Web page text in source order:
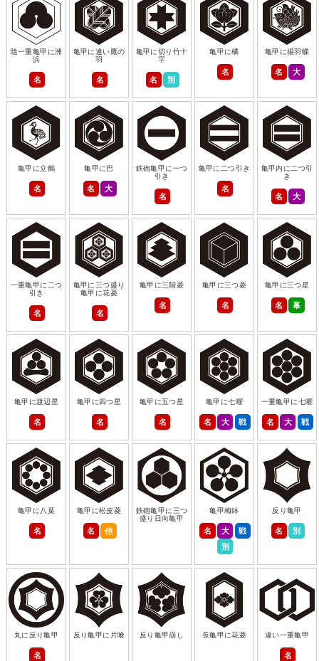
陰一重亀甲に洲
浜
名
亀甲に違い鷹の
羽
名
亀甲に切り竹十
字
名 別
亀甲に橘
名
亀甲に揚羽蝶
名 大
亀甲に立鶴
名
亀甲に巴
名 大
鉄砲亀甲に一つ
引き
名
亀甲に二つ引き
名
亀甲内に二つ引
き
名 大
一重亀甲に二つ
引き
名
亀甲に三つ盛り
亀甲に花菱
名
亀甲に三階菱
名
亀甲に三つ菱
名
亀甲に三つ星
名 幕
亀甲に渡辺星
名
亀甲に四つ星
名
亀甲に五つ星
名
亀甲に七曜
名 大 戦
一重亀甲に七曜
名 大 戦
亀甲に八葉
名
亀甲に松皮菱
名 他
鉄砲亀甲に三つ
盛り日向亀甲
亀甲梅鉢
名 大
戦
別
反り亀甲
名 別
丸に反り亀甲
名
反り亀甲に片喰 反り亀甲崩し 長亀甲に花菱 違い一重亀甲
名